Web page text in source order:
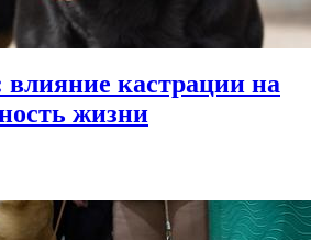
влияние кастрации на
жизни